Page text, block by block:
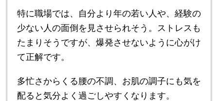
特に職場では、自分より年の若い人や、経験の
少ない人の面倒を見させられそう。ストレスも
たまりそうですが、爆発させないように心がけ
て正解です。
多忙さからくる腰の不調、お肌の調子にも気を
配ると気分よく過ごしやすくなります。